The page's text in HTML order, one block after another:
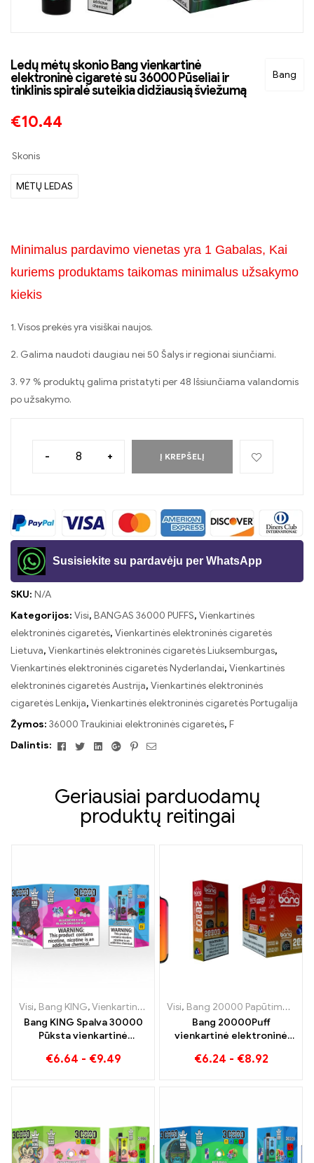
Bang
Ledų mėtų skonio Bang vienkartinė
elektroninė cigaretė su 36000 Pūseliai ir
tinklinis spiralė suteikia didžiausią šviežumą
€10.44
Skonis
MĖTŲ LEDAS
Minimalus pardavimo vienetas yra 1 Gabalas, Kai
kuriems produktams taikomas minimalus užsakymo
kiekis
1. Visos prekės yra visiškai naujos.
2. Galima naudoti daugiau nei 50 Šalys ir regionai siunčiami.
3. 97 % produktų galima pristatyti per 48 Išsiunčiama valandomis
po užsakymo.
- + Į KREPŠELĮ
Susisiekite su pardavėju per WhatsApp
SKU: N/A
Kategorijos: Visi, BANGAS 36000 PUFFS, Vienkartinės
elektroninės cigaretės, Vienkartinės elektroninės cigaretės
Lietuva, Vienkartinės elektroninės cigaretės Liuksemburgas,
Vienkartinės elektroninės cigaretės Nyderlandai, Vienkartinės
elektroninės cigaretės Austrija, Vienkartinės elektroninės
cigaretės Lenkija, Vienkartinės elektroninės cigaretės Portugalija
Žymos: 36000 Traukiniai elektroninės cigaretės, F
Dalintis:
FacebookTwitterLinkedinGoogle+Pinterest
El.
Geriausiai parduodamų
produktų reitingai
Visi, Bang KING,Vienkartinės elektroninės cigaretės Lietuva ,
Bang KING Spalva 30000
Pūksta vienkartinė
Aukštos kokybės
€6.64 - €9.49
Visi, Bang 20000 Papūtimai
Bang 20000Puff
vienkartinė elektroninė
skonio ir dvigubo tinklelio
€6.24 - €8.92